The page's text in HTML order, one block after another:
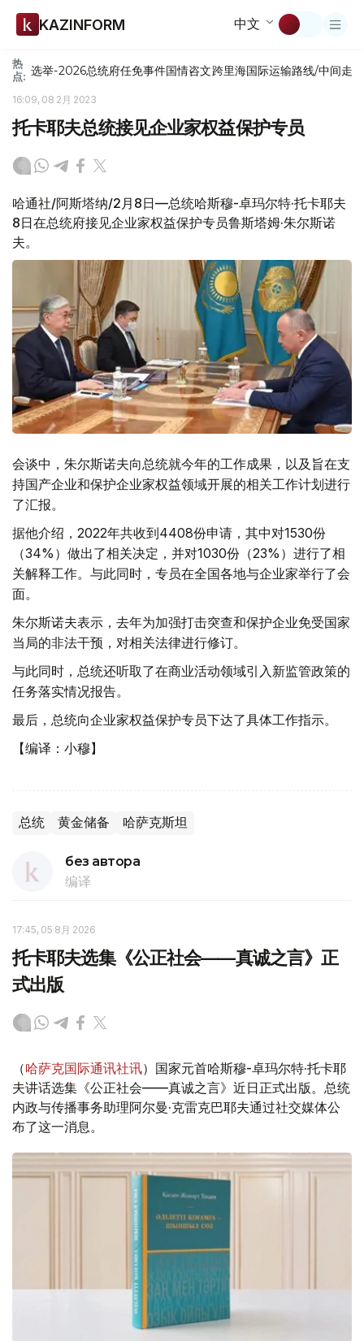
KAZINFORM 中文
热
点: 选举-2026总统府任免事件国情咨文跨里海国际运输路线/中间走廊
16:09, 08 2月 2023
托卡耶夫总统接见企业家权益保护专员
哈通社/阿斯塔纳/2月8日—总统哈斯穆-卓玛尔特·托卡耶夫
8日在总统府接见企业家权益保护专员鲁斯塔姆·朱尔斯诺
夫。
会谈中，朱尔斯诺夫向总统就今年的工作成果，以及旨在支
持国产企业和保护企业家权益领域开展的相关工作计划进行
了汇报。
据他介绍，2022年共收到4408份申请，其中对1530份
（34%）做出了相关决定，并对1030份（23%）进行了相
关解释工作。与此同时，专员在全国各地与企业家举行了会
面。
朱尔斯诺夫表示，去年为加强打击突查和保护企业免受国家
当局的非法干预，对相关法律进行修订。
与此同时，总统还听取了在商业活动领域引入新监管政策的
任务落实情况报告。
最后，总统向企业家权益保护专员下达了具体工作指示。
【编译：小穆】
总统 黄金储备 哈萨克斯坦
без автора
编译
17:45, 05 8月 2026
托卡耶夫选集《公正社会——真诚之言》正
式出版
（哈萨克国际通讯社讯）国家元首哈斯穆-卓玛尔特·托卡耶
夫讲话选集《公正社会——真诚之言》近日正式出版。总统
内政与传播事务助理阿尔曼·克雷克巴耶夫通过社交媒体公
布了这一消息。